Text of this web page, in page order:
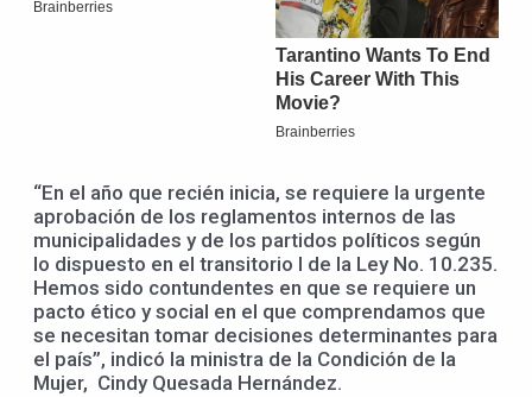
“En el año que recién inicia, se requiere la urgente
aprobación de los reglamentos internos de las
municipalidades y de los partidos políticos según
lo dispuesto en el transitorio I de la Ley No. 10.235.
Hemos sido contundentes en que se requiere un
pacto ético y social en el que comprendamos que
se necesitan tomar decisiones determinantes para
el país”, indicó la ministra de la Condición de la
Mujer, Cindy Quesada Hernández.